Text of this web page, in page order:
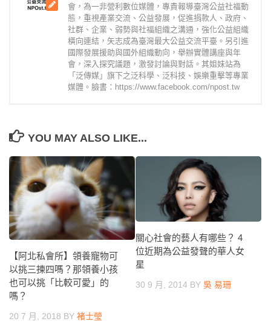
會，為一非營利數位媒體，專責報導臺灣公益社福動
態，重視產業交流、公益發展，促進捐款人、政府、
社群、企業、弱勢與社福組織之溝通，強化公益組織
橫向連結，矢志成為臺灣最大公益交流平臺。另引進
國際發展援助與國外組織動向，舉辦實體講座與年
會，深入探究議題，激發討論與對話。其姐妹站為
「泛傳媒」旗下之泛科學、泛科技、娛樂重擊等專業
媒體。臉書：https://www.facebook.com/npost.tw
YOU MAY ALSO LIKE...
【阿北私會所】領養寵物可
以挑三揀四嗎？那領養小孩
也可以挑「比較可愛」的
嗎？
20 7 月, 2018 BY 褚士瑩
關心社會的藝人有哪些？ 4
位近期為公益發聲的華人女
星
30 9 月, 2014 BY 吳 易珊